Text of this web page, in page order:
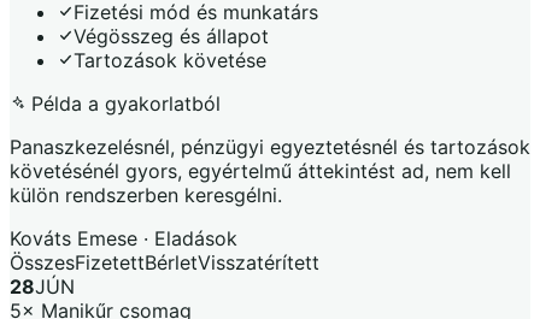
Fizetési mód és munkatárs
Végösszeg és állapot
Tartozások követése
Példa a gyakorlatból
Panaszkezelésnél, pénzügyi egyeztetésnél és tartozások
követésénél gyors, egyértelmű áttekintést ad, nem kell
külön rendszerben keresgélni.
Kováts Emese · Eladások
ÖsszesFizetettBérletVisszatérített
28JÚN
5× Manikűr csomag